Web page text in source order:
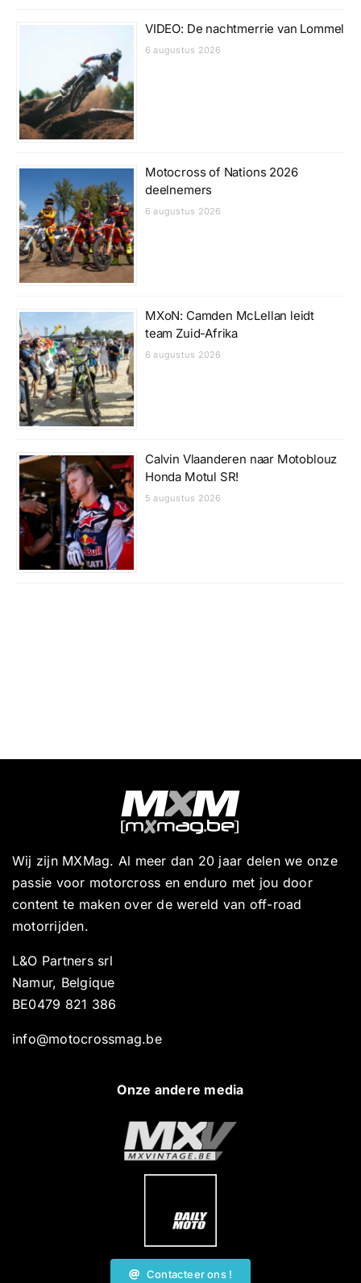
VIDEO: De nachtmerrie van Lommel
6 augustus 2026
Motocross of Nations 2026
deelnemers
6 augustus 2026
MXoN: Camden McLellan leidt
team Zuid-Afrika
6 augustus 2026
Calvin Vlaanderen naar Motoblouz
Honda Motul SR!
5 augustus 2026
Wij zijn MXMag. Al meer dan 20 jaar delen we onze
passie voor motorcross en enduro met jou door
content te maken over de wereld van off-road
motorrijden.
L&O Partners srl
Namur, Belgique
BE0479 821 386
info@motocrossmag.be
Onze andere media
Contacteer ons !